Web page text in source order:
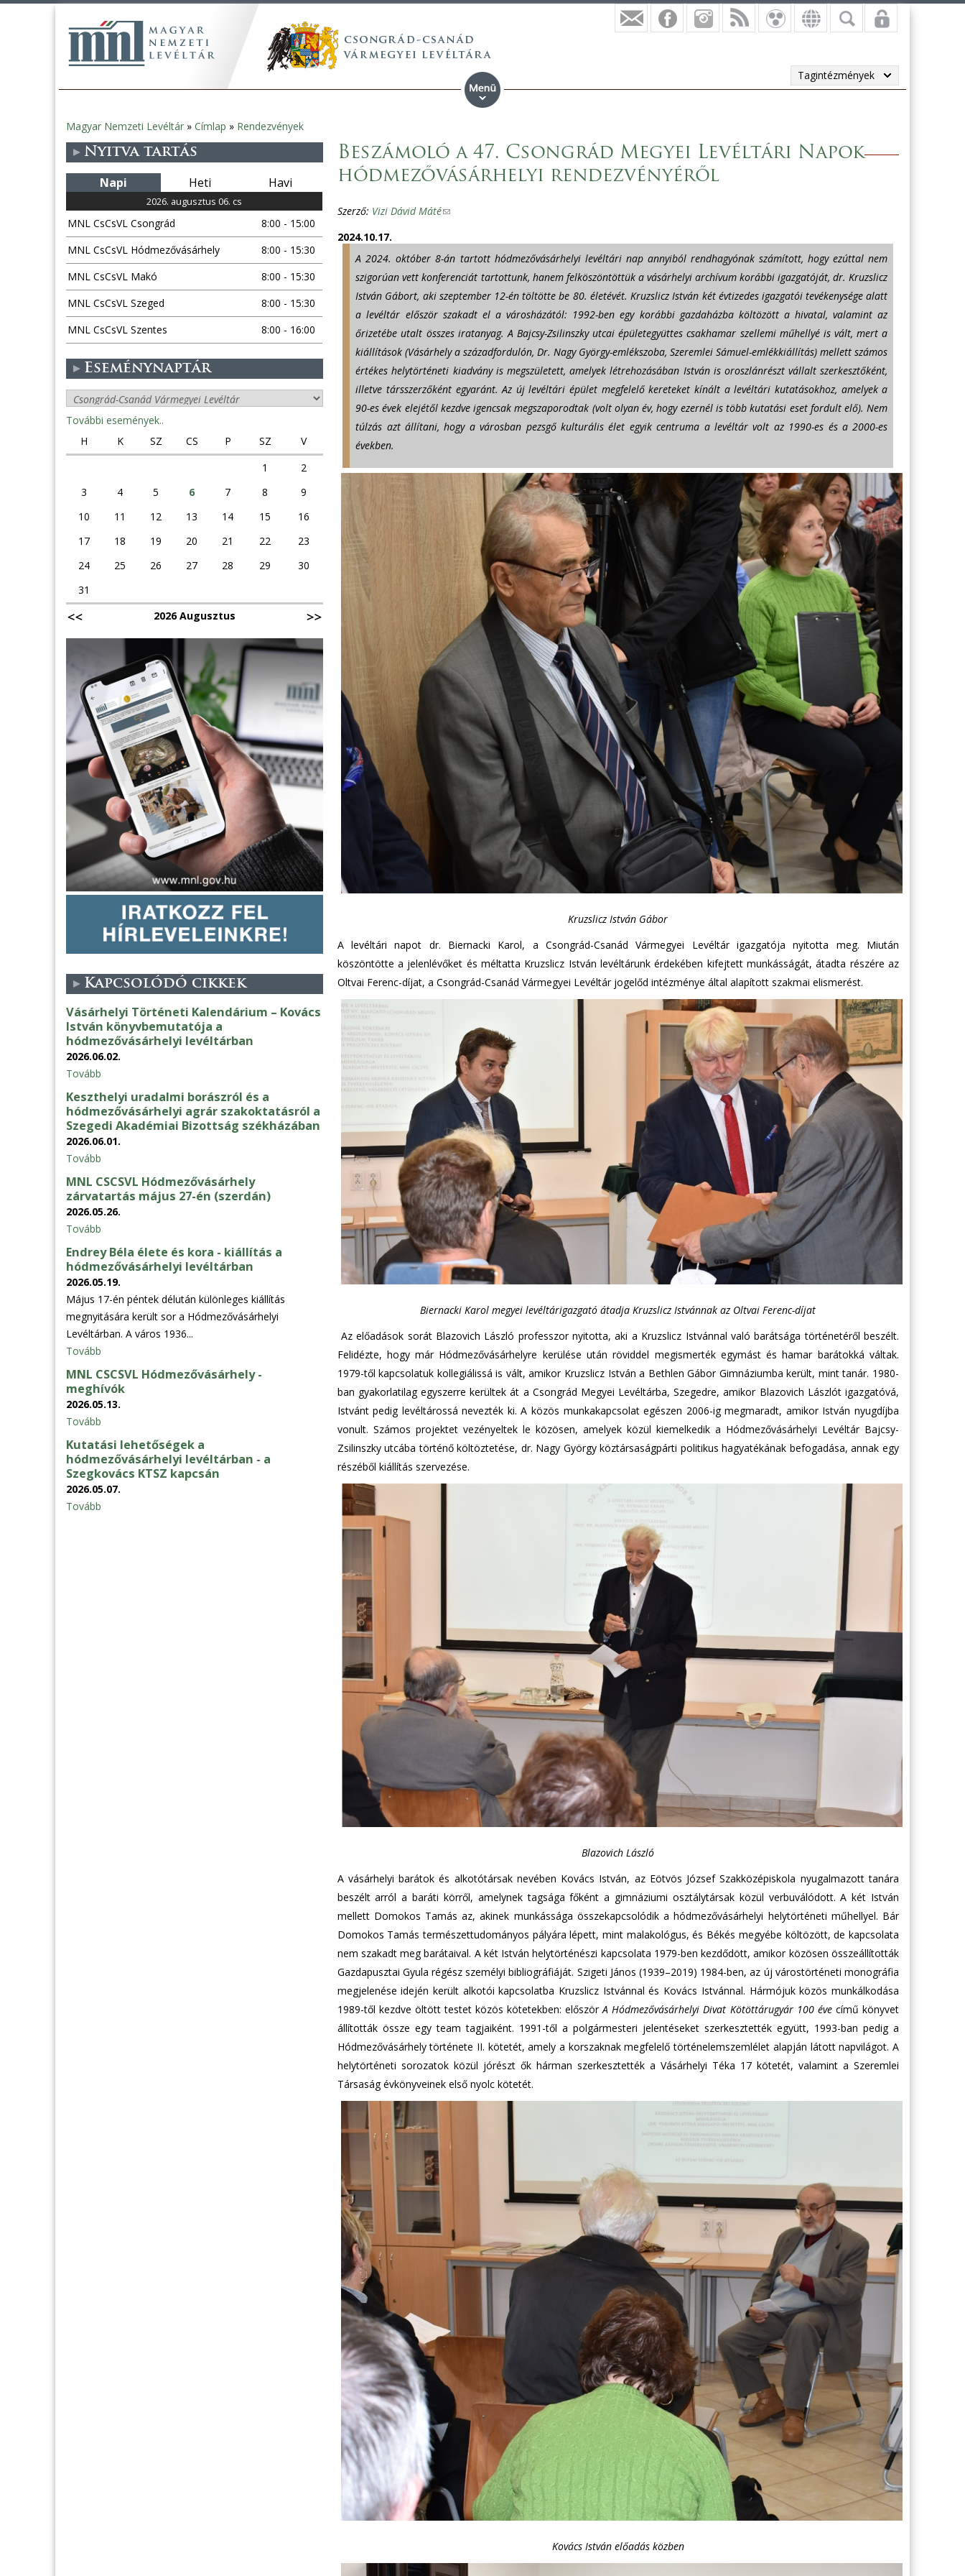
Tagintézmények
Jelenlegi
hely
Magyar Nemzeti Levéltár » Címlap » Rendezvények
Beszámoló a 47. Csongrád Megyei Levéltári Napok
hódmezővásárhelyi rendezvényéről
Szerző: Vizi Dávid Máté(
i
n
k
s
e
n
d
s
e
-
a
l
2024.10.17.
A 2024. október 8-án tartott hódmezővásárhelyi levéltári nap annyiból rendhagyónak számított, hogy ezúttal nem
szigorúan vett konferenciát tartottunk, hanem felköszöntöttük a vásárhelyi archívum korábbi igazgatóját, dr. Kruzslicz
István Gábort, aki szeptember 12-én töltötte be 80. életévét. Kruzslicz István két évtizedes igazgatói tevékenysége alatt
a levéltár először szakadt el a városházától: 1992-ben egy korábbi gazdaházba költözött a hivatal, valamint az
őrizetébe utalt összes iratanyag. A Bajcsy-Zsilinszky utcai épületegyüttes csakhamar szellemi műhellyé is vált, mert a
kiállítások (Vásárhely a századfordulón, Dr. Nagy György-emlékszoba, Szeremlei Sámuel-emlékkiállítás) mellett számos
értékes helytörténeti kiadvány is megszületett, amelyek létrehozásában István is oroszlánrészt vállalt szerkesztőként,
illetve társszerzőként egyaránt. Az új levéltári épület megfelelő kereteket kínált a levéltári kutatásokhoz, amelyek a
90-es évek elejétől kezdve igencsak megszaporodtak (volt olyan év, hogy ezernél is több kutatási eset fordult elő). Nem
túlzás azt állítani, hogy a városban pezsgő kulturális élet egyik centruma a levéltár volt az 1990-es és a 2000-es
években.
Kruzslicz István Gábor
A levéltári napot dr. Biernacki Karol, a Csongrád-Csanád Vármegyei Levéltár igazgatója nyitotta meg. Miután
köszöntötte a jelenlévőket és méltatta Kruzslicz István levéltárunk érdekében kifejtett munkásságát, átadta részére az
Oltvai Ferenc-díjat, a Csongrád-Csanád Vármegyei Levéltár jogelőd intézménye által alapított szakmai elismerést.
Biernacki Karol megyei levéltárigazgató átadja Kruzslicz Istvánnak az Oltvai Ferenc-díjat
Az előadások sorát Blazovich László professzor nyitotta, aki a Kruzslicz Istvánnal való barátsága történetéről beszélt.
Felidézte, hogy már Hódmezővásárhelyre kerülése után röviddel megismerték egymást és hamar barátokká váltak.
1979-től kapcsolatuk kollegiálissá is vált, amikor Kruzslicz István a Bethlen Gábor Gimnáziumba került, mint tanár. 1980-
ban gyakorlatilag egyszerre kerültek át a Csongrád Megyei Levéltárba, Szegedre, amikor Blazovich Lászlót igazgatóvá,
Istvánt pedig levéltárossá nevezték ki. A közös munkakapcsolat egészen 2006-ig megmaradt, amikor István nyugdíjba
vonult. Számos projektet vezényeltek le közösen, amelyek közül kiemelkedik a Hódmezővásárhelyi Levéltár Bajcsy-
Zsilinszky utcába történő költöztetése, dr. Nagy György köztársaságpárti politikus hagyatékának befogadása, annak egy
részéből kiállítás szervezése.
Blazovich László
A vásárhelyi barátok és alkotótársak nevében Kovács István, az Eötvös József Szakközépiskola nyugalmazott tanára
beszélt arról a baráti körről, amelynek tagsága főként a gimnáziumi osztálytársak közül verbuválódott. A két István
mellett Domokos Tamás az, akinek munkássága összekapcsolódik a hódmezővásárhelyi helytörténeti műhellyel. Bár
Domokos Tamás természettudományos pályára lépett, mint malakológus, és Békés megyébe költözött, de kapcsolata
nem szakadt meg barátaival. A két István helytörténészi kapcsolata 1979-ben kezdődött, amikor közösen összeállították
Gazdapusztai Gyula régész személyi bibliográfiáját. Szigeti János (1939–2019) 1984-ben, az új várostörténeti monográfia
megjelenése idején került alkotói kapcsolatba Kruzslicz Istvánnal és Kovács Istvánnal. Hármójuk közös munkálkodása
1989-től kezdve öltött testet közös kötetekben: előszörA Hódmezővásárhelyi Divat Kötöttárugyár 100 évecímű könyvet
állították össze egy team tagjaiként. 1991-től a polgármesteri jelentéseket szerkesztették együtt, 1993-ban pedig a
Hódmezővásárhely története II. kötetét, amely a korszaknak megfelelő történelemszemlélet alapján látott napvilágot. A
helytörténeti sorozatok közül jórészt ők hárman szerkesztették a Vásárhelyi Téka 17 kötetét, valamint a Szeremlei
Társaság évkönyveinek első nyolc kötetét.
Kovács István előadás közben
Nyitva tartás
Napi Heti Havi
2026. augusztus 06. cs
MNL CsCsVL Csongrád
8:00 - 15:00
MNL CsCsVL Hódmezővásárhely
8:00 - 15:30
MNL CsCsVL Makó
8:00 - 15:30
MNL CsCsVL Szeged
8:00 - 15:30
MNL CsCsVL Szentes
8:00 - 16:00
Eseménynaptár
További események..
H
K SZ CS P SZ
V
1
2
3
4 5 6 7 8
9
10
11 12 13 14 15
16
17
18 19 20 21 22
23
24
25 26 27 28 29
30
31
2026 Augusztus
Kapcsolódó cikkek
Vásárhelyi Történeti Kalendárium – Kovács
István könyvbemutatója a
hódmezővásárhelyi levéltárban
2026.06.02.
Tovább
Keszthelyi uradalmi borászról és a
hódmezővásárhelyi agrár szakoktatásról a
Szegedi Akadémiai Bizottság székházában
2026.06.01.
Tovább
MNL CSCSVL Hódmezővásárhely
zárvatartás május 27-én (szerdán)
2026.05.26.
Tovább
Endrey Béla élete és kora - kiállítás a
hódmezővásárhelyi levéltárban
2026.05.19.
Május 17-én péntek délután különleges kiállítás
megnyitására került sor a Hódmezővásárhelyi
Levéltárban. A város 1936...
Tovább
MNL CSCSVL Hódmezővásárhely -
meghívók
2026.05.13.
Tovább
Kutatási lehetőségek a
hódmezővásárhelyi levéltárban - a
Szegkovács KTSZ kapcsán
2026.05.07.
Tovább